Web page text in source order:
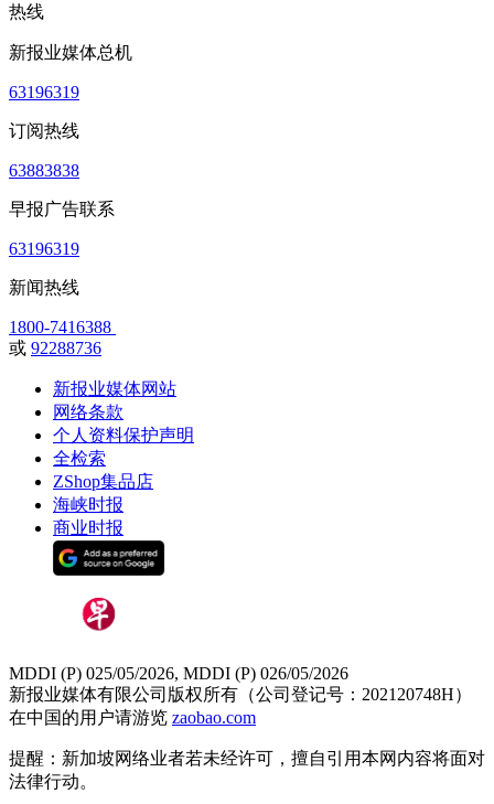
热线
新报业媒体总机
63196319
订阅热线
63883838
早报广告联系
63196319
新闻热线
1800-7416388
或 92288736
新报业媒体网站
网络条款
个人资料保护声明
全检索
ZShop集品店
海峡时报
商业时报
MDDI (P) 025/05/2026, MDDI (P) 026/05/2026
新报业媒体有限公司版权所有（公司登记号：202120748H）
在中国的用户请游览 zaobao.com
提醒：新加坡网络业者若未经许可，擅自引用本网内容将面对
法律行动。